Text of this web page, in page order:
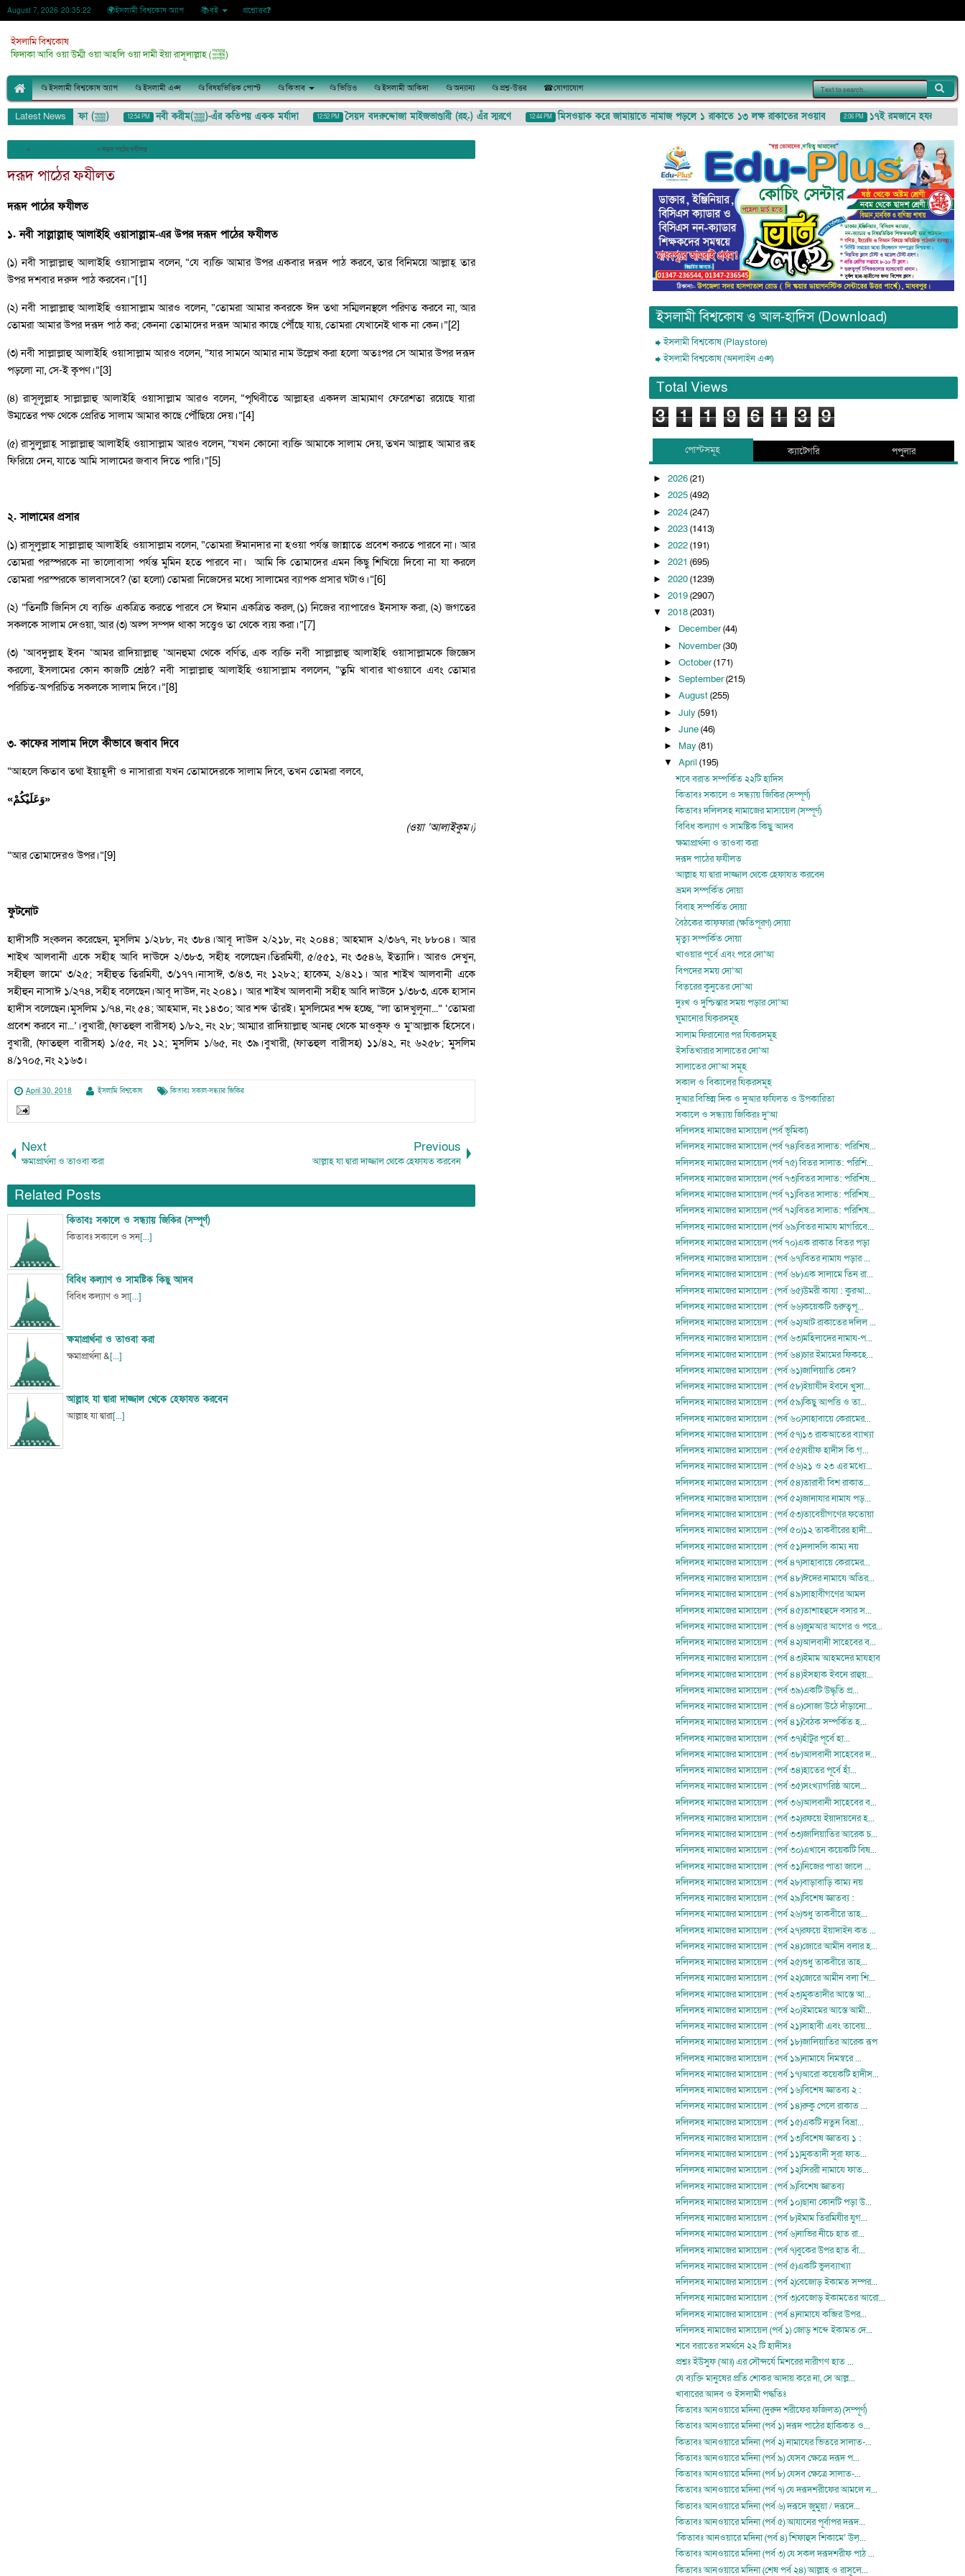
August 7, 2026 20:35:23 🌍ইসলামী বিশ্বকোষ অ্যাপ 📚বই প্রশ্নোত্তর❓
ইসলামি বিশ্বকোষ
ফিদাকা আবি ওয়া উম্মী ওয়া আহলি ওয়া দামী ইয়া রাসূলাল্লাহ (ﷺ)
📂ইসলামী বিশ্বকোষ অ্যাপ 📂ইসলামী এপ্স 📂বিষয়ভিত্তিক পোস্ট 📂কিতাব 📂ভিডিও 📂ইসলামী আকিদা 📂অন্যান্য 📂প্রশ্ন-উত্তর ☎যোগাযোগ
Latest News আজমতে মুস্তফা (ﷺ) 12:54 PM নবী করীম(ﷺ)-এঁর কতিপয় একক মর্যাদা 12:52 PM সৈয়দ বদরুদ্দোজা মাইজভাণ্ডারী (রহ.) এঁর স্মরণে 12:44 PM মিসওয়াক করে জামায়াতে নামাজ পড়লে ১ রাকাতে ১৩ লক্ষ রাকাতের সওয়াব 2:06 PM ১৭ই রমজানে হযরত রুকাইয়া
» »দরূদ পাঠের ফযীলত
দরূদ পাঠের ফযীলত
দরূদ পাঠের ফযীলত
১. নবী সাল্লাল্লাহু আলাইহি ওয়াসাল্লাম-এর উপর দরূদ পাঠের ফযীলত
(১) নবী সাল্লাল্লাহু আলাইহি ওয়াসাল্লাম বলেন, “যে ব্যক্তি আমার উপর একবার দরূদ পাঠ করবে, তার বিনিময়ে আল্লাহ্ তার
উপর দশবার দরুদ পাঠ করবেন।”[1]
(২) নবী সাল্লাল্লাহু আলাইহি ওয়াসাল্লাম আরও বলেন, “তোমরা আমার কবরকে ঈদ তথা সম্মিলনস্থলে পরিণত করবে না, আর
তোমরা আমার উপর দরূদ পাঠ কর; কেননা তোমাদের দরূদ আমার কাছে পৌঁছে যায়, তোমরা যেখানেই থাক না কেন।”[2]
(৩) নবী সাল্লাল্লাহু আলাইহি ওয়াসাল্লাম আরও বলেন, “যার সামনে আমার নাম উল্লেখ করা হলো অতঃপর সে আমার উপর দরূদ
পড়লো না, সে-ই কৃপণ।”[3]
(৪) রাসূলুল্লাহ সাল্লাল্লাহু আলাইহি ওয়াসাল্লাম আরও বলেন, “পৃথিবীতে আল্লাহর একদল ভ্রাম্যমাণ ফেরেশতা রয়েছে যারা
উম্মতের পক্ষ থেকে প্রেরিত সালাম আমার কাছে পৌঁছিয়ে দেয়।”[4]
(৫) রাসুলুল্লাহ্ সাল্লাল্লাহু আলাইহি ওয়াসাল্লাম আরও বলেন, “যখন কোনো ব্যক্তি আমাকে সালাম দেয়, তখন আল্লাহ আমার রূহ
ফিরিয়ে দেন, যাতে আমি সালামের জবাব দিতে পারি।”[5]
২. সালামের প্রসার
(১) রাসূলুল্লাহ সাল্লাল্লাহু আলাইহি ওয়াসাল্লাম বলেন, “তোমরা ঈমানদার না হওয়া পর্যন্ত জান্নাতে প্রবেশ করতে পারবে না। আর
তোমরা পরস্পরকে না ভালোবাসা পর্যন্ত মুমিন হতে পারবে না। আমি কি তোমাদের এমন কিছু শিখিয়ে দিবো না যা করলে
তোমরা পরস্পরকে ভালবাসবে? (তা হলো) তোমরা নিজেদের মধ্যে সালামের ব্যাপক প্রসার ঘটাও।”[6]
(২) “তিনটি জিনিস যে ব্যক্তি একত্রিত করতে পারবে সে ঈমান একত্রিত করল, (১) নিজের ব্যাপারেও ইনসাফ করা, (২) জগতের
সকলকে সালাম দেওয়া, আর (৩) অল্প সম্পদ থাকা সত্ত্বেও তা থেকে ব্যয় করা।”[7]
(৩) ‘আবদুল্লাহ ইবন ‘আমর রাদিয়াল্লাহু ‘আনহুমা থেকে বর্ণিত, এক ব্যক্তি নবী সাল্লাল্লাহু আলাইহি ওয়াসাল্লামকে জিজ্ঞেস
করলো, ইসলামের কোন কাজটি শ্রেষ্ঠ? নবী সাল্লাল্লাহু আলাইহি ওয়াসাল্লাম বললেন, “তুমি খাবার খাওয়াবে এবং তোমার
পরিচিত-অপরিচিত সকলকে সালাম দিবে।”[8]
৩. কাফের সালাম দিলে কীভাবে জবাব দিবে
“আহলে কিতাব তথা ইয়াহূদী ও নাসারারা যখন তোমাদেরকে সালাম দিবে, তখন তোমরা বলবে,
«وَعَلَيْكُمْ»
(ওয়া ‘আলাইকুম।)
“আর তোমাদেরও উপর।”[9]
ফুটনোট
হাদীসটি সংকলন করেছেন, মুসলিম ১/২৮৮, নং ৩৮৪।আবূ দাউদ ২/২১৮, নং ২০৪৪; আহমাদ ২/৩৬৭, নং ৮৮০৪। আর
শাইখ আলবানী একে সহীহ আবি দাঊদে ২/৩৮৩, সহীহ বলেছেন।তিরমিযী, ৫/৫৫১, নং ৩৫৪৬, ইত্যাদি। আরও দেখুন,
সহীহুল জামে‘ ৩/২৫; সহীহুত তিরমিযী, ৩/১৭৭।নাসাঈ, ৩/৪৩, নং ১২৮২; হাকেম, ২/৪২১। আর শাইখ আলবানী একে
সহীহুন নাসাঈ ১/২৭৪, সহীহ বলেছেন।আবূ দাউদ, নং ২০৪১। আর শাইখ আলবানী সহীহ আবি দাউদে ১/৩৮৩, একে হাসান
হাদীস বলেছেন।মুসলিম ১/৭৪, নং ৫৪; আহমাদ, নং ১৪৩০; আর শব্দ তাঁরই। মুসলিমের শব্দ হচ্ছে, “লা তাদখুলূনা...” ‘তোমরা
প্রবেশ করবে না...’।বুখারী, (ফাতহুল বারীসহ) ১/৮২, নং ২৮; আম্মার রাদিয়াল্লাহু আনহু থেকে মাওকূফ ও মু‘আল্লাক হিসেবে।
বুখারী, (ফাতহুল বারীসহ) ১/৫৫, নং ১২; মুসলিম ১/৬৫, নং ৩৯।বুখারী, (ফাতহুল বারীসহ) ১১/৪২, নং ৬২৫৮; মুসলিম
৪/১৭০৫, নং ২১৬৩।
April 30, 2018 ইসলামি বিশ্বকোষ কিতাবঃ সকাল-সন্ধ্যার জিকির
Next
ক্ষমাপ্রার্থনা ও তাওবা করা
Previous
আল্লাহ যা দ্বারা দাজ্জাল থেকে হেফাযত করবেন
Related Posts
কিতাবঃ সকালে ও সন্ধ্যায় জিকির (সম্পূর্ণ)
কিতাবঃ সকালে ও সন[...]
বিবিধ কল্যাণ ও সামষ্টিক কিছু আদব
বিবিধ কল্যাণ ও সা[...]
ক্ষমাপ্রার্থনা ও তাওবা করা
ক্ষমাপ্রার্থনা &[...]
আল্লাহ যা দ্বারা দাজ্জাল থেকে হেফাযত করবেন
আল্লাহ যা দ্বারা[...]
ইসলামী বিশ্বকোষ ও আল-হাদিস (Download)
ইসলামী বিশ্বকোষ (Playstore)
ইসলামী বিশ্বকোষ (অনলাইন এপ্স)
Total Views
3 1 1 9 6 1 3 9
পোস্টসমূহ ক্যাটেগরি পপুলার
► 2026(21)
► 2025(492)
► 2024(247)
► 2023(1413)
► 2022(191)
► 2021 (695)
► 2020(1239)
► 2019(2907)
▼ 2018(2031)
► December(44)
► November(30)
►October(171)
►September(215)
►August(255)
►July(591)
►June(46)
► May(81)
▼April(195)
শবে বরাত সম্পর্কিত ২২টি হাদিস
কিতাবঃ সকালে ও সন্ধ্যায় জিকির (সম্পূর্ণ)
কিতাবঃ দলিলসহ নামাজের মাসায়েল (সম্পূর্ণ)
বিবিধ কল্যাণ ও সামষ্টিক কিছু আদব
ক্ষমাপ্রার্থনা ও তাওবা করা
দরূদ পাঠের ফযীলত
আল্লাহ যা দ্বারা দাজ্জাল থেকে হেফাযত করবেন
ভ্রমন সম্পর্কিত দোয়া
বিবাহ সম্পর্কিত দোয়া
বৈঠকের কাফ্‌ফারা (ক্ষতিপূরণ) দোয়া
মৃত্যু সম্পর্কিত দোয়া
খাওয়ার পূর্বে এবং পরে দো‘আ
বিপদের সময় দো‘আ
বিত্‌রের কুনুতের দো‘আ
দুঃখ ও দুশ্চিন্তার সময় পড়ার দো‘আ
ঘুমানোর যিক্‌রসমূহ
সালাম ফিরানোর পর যিকরসমূহ
ইসতিখারার সালাতের দো‘আ
সালাতের দো‘আ সমূহ
সকাল ও বিকালের যিক্‌রসমূহ
দুআর বিভিন্ন দিক ও দুআর ফযিলত ও উপকারিতা
সকালে ও সন্ধ্যায় জিকিরঃ দু‘আ
দলিলসহ নামাজের মাসায়েল (পর্ব ভূমিকা)
দলিলসহ নামাজের মাসায়েল (পর্ব ৭৪)বিতর সালাত: পরিশিষ...
দলিলসহ নামাজের মাসায়েল (পর্ব ৭৫) বিতর সালাত: পরিশি...
দলিলসহ নামাজের মাসায়েল (পর্ব ৭৩)বিতর সালাত: পরিশিষ...
দলিলসহ নামাজের মাসায়েল (পর্ব ৭১)বিতর সালাত: পরিশিষ...
দলিলসহ নামাজের মাসায়েল (পর্ব ৭২)বিতর সালাত: পরিশিষ...
দলিলসহ নামাজের মাসায়েল (পর্ব ৬৯)বিতর নামায মাগরিবে...
দলিলসহ নামাজের মাসায়েল (পর্ব ৭০)এক রাকাত বিতর পড়া
দলিলসহ নামাজের মাসায়েল : (পর্ব ৬৭)বিতর নামায পড়ার ...
দলিলসহ নামাজের মাসায়েল : (পর্ব ৬৮)এক সালামে তিন রা...
দলিলসহ নামাজের মাসায়েল : (পর্ব ৬৫)উমরী কাযা : কুরআ...
দলিলসহ নামাজের মাসায়েল : (পর্ব ৬৬)কয়েকটি গুরুত্বপূ...
দলিলসহ নামাজের মাসায়েল : (পর্ব ৬২)আট রাকাতের দলিল ...
দলিলসহ নামাজের মাসায়েল : (পর্ব ৬৩)মহিলাদের নামায-প...
দলিলসহ নামাজের মাসায়েল : (পর্ব ৬৪)চার ইমামের ফিকহে...
দলিলসহ নামাজের মাসায়েল : (পর্ব ৬১)জালিয়াতি কেন?
দলিলসহ নামাজের মাসায়েল : (পর্ব ৫৮)ইয়াযীদ ইবনে খুসা...
দলিলসহ নামাজের মাসায়েল : (পর্ব ৫৯)কিছু আপত্তি ও তা...
দলিলসহ নামাজের মাসায়েল : (পর্ব ৬০)সাহাবায়ে কেরামের...
দলিলসহ নামাজের মাসায়েল : (পর্ব ৫৭)১৩ রাকআতের ব্যাখ্যা
দলিলসহ নামাজের মাসায়েল : (পর্ব ৫৫)যয়ীফ হাদীস কি গ্...
দলিলসহ নামাজের মাসায়েল : (পর্ব ৫৬)২১ ও ২৩ এর মধ্যে...
দলিলসহ নামাজের মাসায়েল : (পর্ব ৫৪)তারাবী বিশ রাকাত...
দলিলসহ নামাজের মাসায়েল : (পর্ব ৫২)জানাযার নামায পড়...
দলিলসহ নামাজের মাসায়েল : (পর্ব ৫৩)তাবেয়ীগণের ফতোয়া
দলিলসহ নামাজের মাসায়েল : (পর্ব ৫০)১২ তাকবীরের হাদী...
দলিলসহ নামাজের মাসায়েল : (পর্ব ৫১)দলাদলি কাম্য নয়
দলিলসহ নামাজের মাসায়েল : (পর্ব ৪৭)সাহাবায়ে কেরামের...
দলিলসহ নামাজের মাসায়েল : (পর্ব ৪৮)ঈদের নামাযে অতির...
দলিলসহ নামাজের মাসায়েল : (পর্ব ৪৯)সাহাবীগণের আমল
দলিলসহ নামাজের মাসায়েল : (পর্ব ৪৫)তাশাহহুদে বসার স...
দলিলসহ নামাজের মাসায়েল : (পর্ব ৪৬)জুমআর আগের ও পরে...
দলিলসহ নামাজের মাসায়েল : (পর্ব ৪২)আলবানী সাহেবের ব...
দলিলসহ নামাজের মাসায়েল : (পর্ব ৪৩)ইমাম আহমদের মাযহাব
দলিলসহ নামাজের মাসায়েল : (পর্ব ৪৪)ইসহাক ইবনে রাহুয়...
দলিলসহ নামাজের মাসায়েল : (পর্ব ৩৯)একটি উদ্ধৃতি প্র...
দলিলসহ নামাজের মাসায়েল : (পর্ব ৪০)সোজা উঠে দাঁড়ানো...
দলিলসহ নামাজের মাসায়েল : (পর্ব ৪১)বৈঠক সম্পর্কিত হ...
দলিলসহ নামাজের মাসায়েল : (পর্ব ৩৭)হাঁটুর পূর্বে হা...
দলিলসহ নামাজের মাসায়েল : (পর্ব ৩৮)আলবানী সাহেবের দ...
দলিলসহ নামাজের মাসায়েল : (পর্ব ৩৪)হাতের পূর্বে হাঁ...
দলিলসহ নামাজের মাসায়েল : (পর্ব ৩৫)সংখ্যাগরিষ্ঠ আলে...
দলিলসহ নামাজের মাসায়েল : (পর্ব ৩৬)আলবানী সাহেবের ব...
দলিলসহ নামাজের মাসায়েল : (পর্ব ৩২)রফয়ে ইয়াদায়নের হ...
দলিলসহ নামাজের মাসায়েল : (পর্ব ৩৩)জালিয়াতির আরেক চ...
দলিলসহ নামাজের মাসায়েল : (পর্ব ৩০)এখানে কয়েকটি বিষ...
দলিলসহ নামাজের মাসায়েল : (পর্ব ৩১)নিজের পাতা জালে ...
দলিলসহ নামাজের মাসায়েল : (পর্ব ২৮)বাড়াবাড়ি কাম্য নয়
দলিলসহ নামাজের মাসায়েল : (পর্ব ২৯)বিশেষ জ্ঞাতব্য :
দলিলসহ নামাজের মাসায়েল : (পর্ব ২৬)শুধু তাকবীরে তাহ...
দলিলসহ নামাজের মাসায়েল : (পর্ব ২৭)রফয়ে ইয়াদাইন কত ...
দলিলসহ নামাজের মাসায়েল : (পর্ব ২৪)জোরে আমীন বলার হ...
দলিলসহ নামাজের মাসায়েল : (পর্ব ২৫)শুধু তাকবীরে তাহ...
দলিলসহ নামাজের মাসায়েল : (পর্ব ২২)জোরে আমীন বলা শি...
দলিলসহ নামাজের মাসায়েল : (পর্ব ২৩)মুকতাদীর আস্তে আ...
দলিলসহ নামাজের মাসায়েল : (পর্ব ২০)ইমামের আস্তে আমী...
দলিলসহ নামাজের মাসায়েল : (পর্ব ২১)সাহাবী এবং তাবেয়...
দলিলসহ নামাজের মাসায়েল : (পর্ব ১৮)জালিয়াতির আরেক রূপ
দলিলসহ নামাজের মাসায়েল : (পর্ব ১৯)নামাযে নিমস্বরে ...
দলিলসহ নামাজের মাসায়েল : (পর্ব ১৭)আরো কয়েকটি হাদীস...
দলিলসহ নামাজের মাসায়েল : (পর্ব ১৬)বিশেষ জ্ঞাতব্য ২ :
দলিলসহ নামাজের মাসায়েল : (পর্ব ১৪)রুকু পেলে রাকাত ...
দলিলসহ নামাজের মাসায়েল : (পর্ব ১৫)একটি নতুন বিভ্রা...
দলিলসহ নামাজের মাসায়েল : (পর্ব ১৩)বিশেষ জ্ঞাতব্য ১ :
দলিলসহ নামাজের মাসায়েল : (পর্ব ১১)মুকতাদী সূরা ফাত...
দলিলসহ নামাজের মাসায়েল : (পর্ব ১২)সিররী নামাযে ফাত...
দলিলসহ নামাজের মাসায়েল : (পর্ব ৯)বিশেষ জ্ঞাতব্য
দলিলসহ নামাজের মাসায়েল : (পর্ব ১০)ছানা কোনটি পড়া উ...
দলিলসহ নামাজের মাসায়েল : (পর্ব ৮)ইমাম তিরমিযীর যুগ...
দলিলসহ নামাজের মাসায়েল : (পর্ব ৬)নাভির নীচে হাত রা...
দলিলসহ নামাজের মাসায়েল : (পর্ব ৭)বুকের উপর হাত বাঁ...
দলিলসহ নামাজের মাসায়েল : (পর্ব ৫)একটি ভুলব্যাখ্যা
দলিলসহ নামাজের মাসায়েল : (পর্ব ২)বেজোড় ইকামত সম্পর...
দলিলসহ নামাজের মাসায়েল : (পর্ব ৩)বেজোড় ইকামতের আরো...
দলিলসহ নামাজের মাসায়েল : (পর্ব ৪)নামাযে কব্জির উপর...
দলিলসহ নামাজের মাসায়েল (পর্ব ১) জোড় শব্দে ইকামত দে...
শবে বরাতের সমর্থনে ২২ টি হাদীসঃ
প্রশ্নঃ ইউসুফ (আঃ) এর সৌন্দর্যে মিশরের নারীগণ হাত ...
যে ব্যক্তি মানুষের প্রতি শোকর আদায় করে না, সে আল্ল...
খাবারের আদব ও ইসলামী পদ্ধতিঃ
কিতাবঃ আনওয়ারে মদিনা (দুরুদ শরীফের ফজিলত) (সম্পূর্ণ)
কিতাবঃ আনওয়ারে মদিনা (পর্ব ১) দরূদ পাঠের হাকিকত ও...
কিতাবঃ আনওয়ারে মদিনা (পর্ব ২) নামাযের ভিতরে সালাত-...
কিতাবঃ আনওয়ারে মদিনা (পর্ব ৯) যেসব ক্ষেত্রে দরূদ প...
কিতাবঃ আনওয়ারে মদিনা (পর্ব ৮) যেসব ক্ষেত্রে সালাত-...
কিতাবঃ আনওয়ারে মদিনা (পর্ব ৭) যে দরূদশরীফের আমলে ন...
কিতাবঃ আনওয়ারে মদিনা (পর্ব ৬) দরূদে জুমুয়া / দরূদে...
কিতাবঃ আনওয়ারে মদিনা (পর্ব ৫) আযানের পূর্বাপর দরূদ...
‘কিতাবঃ আনওয়ারে মদিনা (পর্ব ৪) শিফাহুস শিকামে’ উল্...
কিতাবঃ আনওয়ারে মদিনা (পর্ব ৩) যে সকল দরূদশরীফ পাঠ ...
কিতাবঃ আনওয়ারে মদিনা (শেষ পর্ব ২৪) আল্লাহ ও রাসূলে...